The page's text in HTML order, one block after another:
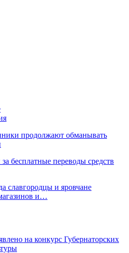
продолжают обманывать
бесплатные переводы средств
славгородцы и яровчане
и…
на конкурс Губернаторских